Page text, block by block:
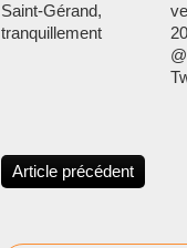
Saint-Gérand,
tranquillement
Article précédent